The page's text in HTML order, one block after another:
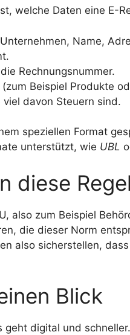
welche Daten eine E-
Name,
Rechnungsnummer.
Beispiel Produkte
davon Steuern sind.
speziellen Format
unterstützt, wie UBL
diese
also zum Beispiel
die dieser Norm
also sicherstellen,
Blick
geht digital und schneller.